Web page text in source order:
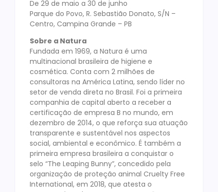
De 29 de maio a 30 de junho
Parque do Povo, R. Sebastião Donato, S/N –
Centro, Campina Grande – PB
Sobre a Natura
Fundada em 1969, a Natura é uma
multinacional brasileira de higiene e
cosmética. Conta com 2 milhões de
consultoras na América Latina, sendo líder no
setor de venda direta no Brasil. Foi a primeira
companhia de capital aberto a receber a
certificação de empresa B no mundo, em
dezembro de 2014, o que reforça sua atuação
transparente e sustentável nos aspectos
social, ambiental e econômico. É também a
primeira empresa brasileira a conquistar o
selo “The Leaping Bunny”, concedido pela
organização de proteção animal Cruelty Free
International, em 2018, que atesta o